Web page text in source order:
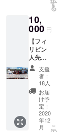
せ。
とるこ
とがで
きま
す。 タ
クシー
の乗り
方が分
からな
い。ど
こでご
飯を食
べよ
う。急
にお腹
アリン
あなた
だけの
最高な
旅をプ
ロ
デュー
スしま
す。 鳥
取県と
いうと
砂丘し
かご存
知ない
のでは
す
る
10,
000 円
【フィ
リピン
人先生
をダイ
レクト
に応
援】 こ
ちらは
ご支援
金の大
半を、
フィリ
支援
者：
18人
お届
け予
定：
2020
年12
月
こ